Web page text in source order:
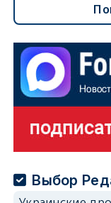
Выбор